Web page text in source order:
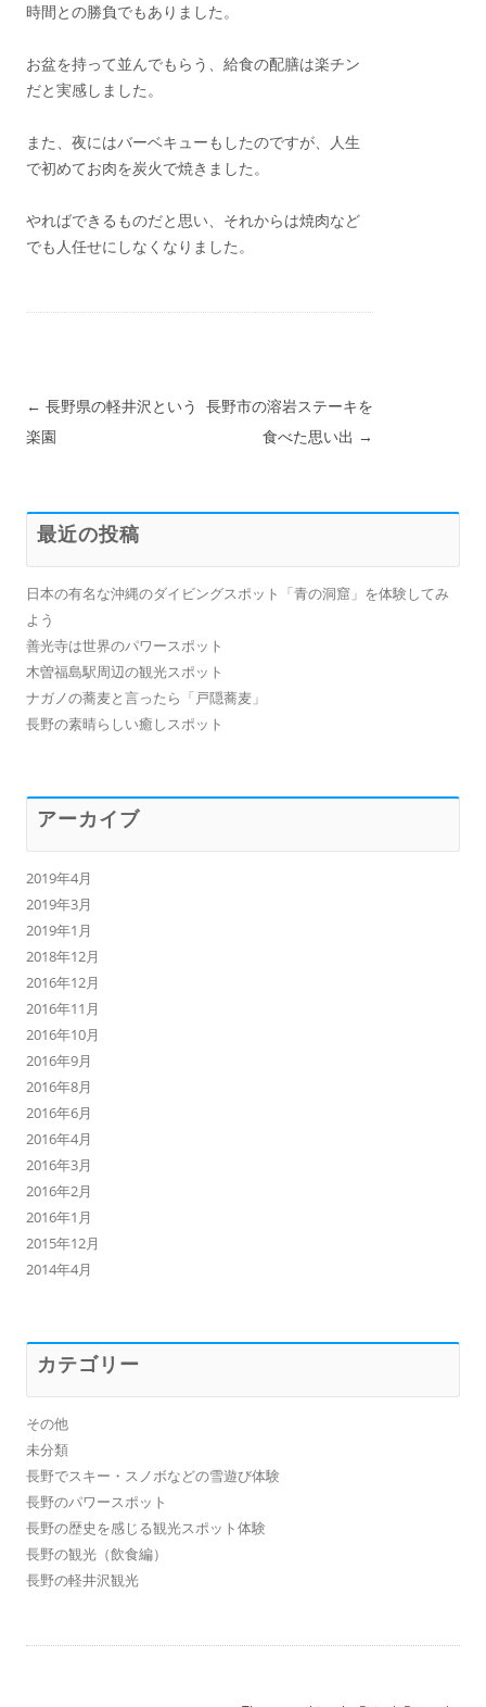
時間との勝負でもありました。
お盆を持って並んでもらう、給食の配膳は楽チン
だと実感しました。
また、夜にはバーベキューもしたのですが、人生
で初めてお肉を炭火で焼きました。
やればできるものだと思い、それからは焼肉など
でも人任せにしなくなりました。
投稿ナビゲーション
← 長野県の軽井沢という
楽園
長野市の溶岩ステーキを
食べた思い出 →
最近の投稿
日本の有名な沖縄のダイビングスポット「青の洞窟」を体験してみ
よう
善光寺は世界のパワースポット
木曽福島駅周辺の観光スポット
ナガノの蕎麦と言ったら「戸隠蕎麦」
長野の素晴らしい癒しスポット
アーカイブ
2019年4月
2019年3月
2019年1月
2018年12月
2016年12月
2016年11月
2016年10月
2016年9月
2016年8月
2016年6月
2016年4月
2016年3月
2016年2月
2016年1月
2015年12月
2014年4月
カテゴリー
その他
未分類
長野でスキー・スノボなどの雪遊び体験
長野のパワースポット
長野の歴史を感じる観光スポット体験
長野の観光（飲食編）
長野の軽井沢観光